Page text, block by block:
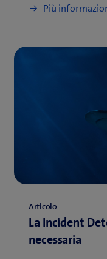
Più
Articolo
La Incident
necessaria